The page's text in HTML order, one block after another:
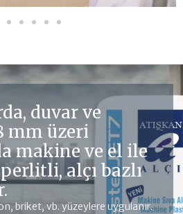
duvar ve
mm üzeri
makine ve el ile
alçı bazlı
briket, vb. yüzeylere uygulanır.